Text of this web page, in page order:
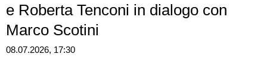
e Roberta Tenconi in dialogo con
Marco Scotini
08.07.2026, 17:30